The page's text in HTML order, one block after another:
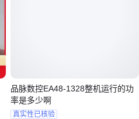
品脉数控EA48-1328整机运行的功
率是多少啊
真实性已核验